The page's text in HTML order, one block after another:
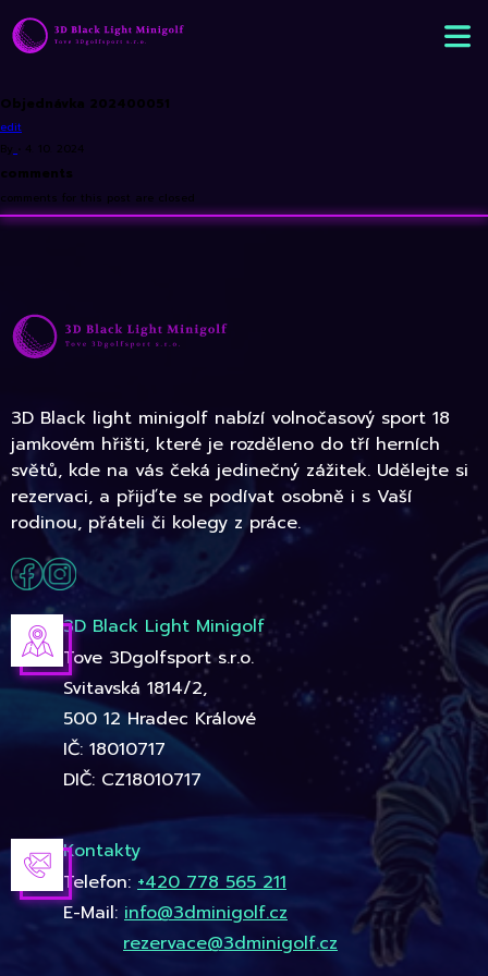
Objednávka 202400051
edit
By • 4. 10. 2024
comments
comments for this post are closed
3D Black light minigolf nabízí volnočasový sport 18
jamkovém hřišti, které je rozděleno do tří herních
světů, kde na vás čeká jedinečný zážitek. Udělejte si
rezervaci, a přijďte se podívat osobně i s Vaší
rodinou, přáteli či kolegy z práce.
3D Black Light Minigolf
Tove 3Dgolfsport s.r.o.
Svitavská 1814/2,
500 12 Hradec Králové
IČ: 18010717
DIČ: CZ18010717
Kontakty
Telefon: +420 778 565 211
E-Mail: info@3dminigolf.cz
rezervace@3dminigolf.cz